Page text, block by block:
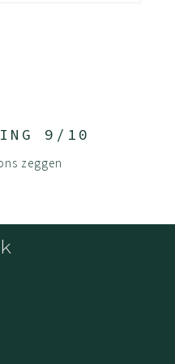
coating, kun je met
is de oorspronkelijke
9/10
zeggen